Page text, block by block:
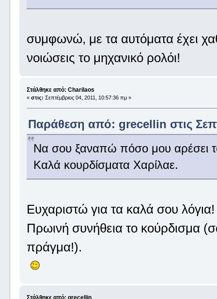
συμφωνώ, με τα αυτόματα έχει
νοιώσεις το μηχανικό ρολόι!
Στάλθηκε από: Charilaos
« στις: Σεπτέμβριος 04, 2011, 10:57:36 πμ »
Παράθεση από: grecellin στις
Να σου ξαναπώ πόσο μου αρέσει
Καλά κουρδίσματα Χαρίλαε.
Ευχαριστώ για τα καλά σου λόγια!
Πρωινή συνήθεια το κούρδισμα
πράγμα!).